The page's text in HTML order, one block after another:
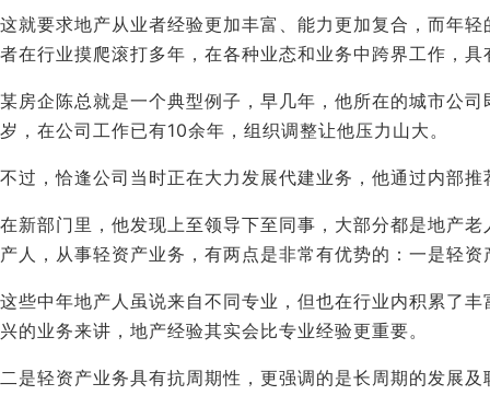
这就要求地产从业者经验更加丰富、能力更加复合，而年
者在行业摸爬滚打多年，在各种业态和业务中跨界工作，
某房企陈总就是一个典型例子，早几年，他所在的城市公
岁，在公司工作已有10余年，组织调整让他压力山大。
不过，恰逢公司当时正在大力发展代建业务，他通过内部
在新部门里，他发现上至领导下至同事，大部分都是地产
产人，从事轻资产业务，有两点是非常有优势的：一是轻
这些中年地产人虽说来自不同专业，但也在行业内积累了
兴的业务来讲，地产经验其实会比专业经验更重要。
二是轻资产业务具有抗周期性，更强调的是长周期的发展